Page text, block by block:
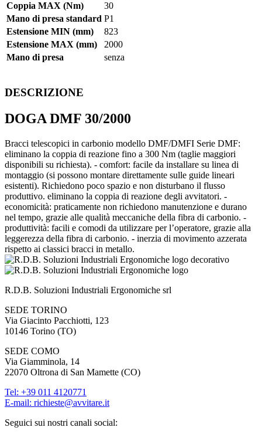
Coppia MAX (Nm)
30
Mano di presa standard P1
Estensione MIN (mm)
823
Estensione MAX (mm)
2000
Mano di presa
senza
DESCRIZIONE
DOGA DMF 30/2000
Bracci telescopici in carbonio modello DMF/DMFI Serie DMF:
eliminano la coppia di reazione fino a 300 Nm (taglie maggiori
disponibili su richiesta). - comfort: facile da installare su linea di
montaggio (si possono montare direttamente sulle guide lineari
esistenti). Richiedono poco spazio e non disturbano il flusso
produttivo. eliminano la coppia di reazione degli avvitatori. -
economicità: praticamente non richiedono manutenzione e durano
nel tempo, grazie alle qualità meccaniche della fibra di carbonio. -
produttività: facili e comodi da utilizzare per l’operatore, grazie alla
leggerezza della fibra di carbonio. - inerzia di movimento azzerata
rispetto ai classici bracci in metallo.
R.D.B. Soluzioni Industriali Ergonomiche srl
SEDE TORINO
Via Giacinto Pacchiotti, 123
10146 Torino (TO)
SEDE COMO
Via Giamminola, 14
22070 Oltrona di San Mamette (CO)
Tel: +39 011 4120771
E-mail: richieste@avvitare.it
Seguici sui nostri canali social: